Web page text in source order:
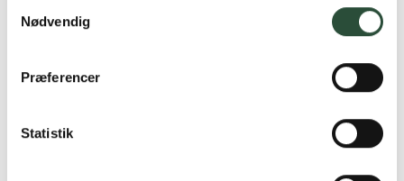
Nødvendig
Præferencer
Statistik